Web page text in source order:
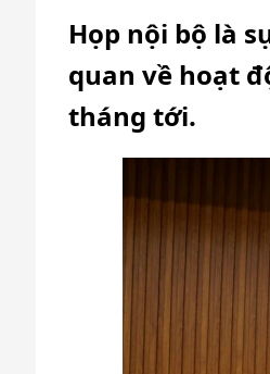
Họp nội bộ là
quan về hoạt
tháng tới.